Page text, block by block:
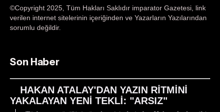
©Copyright 2025, Tüm Hakları Saklıdır imparator Gazetesi, link
verilen internet sitelerinin içeriğinden ve Yazarların Yazılarından
sorumlu değildir.
Son Haber
HAKAN ATALAY'DAN YAZIN RİTMİNİ
YAKALAYAN YENİ TEKLİ: "ARSIZ"